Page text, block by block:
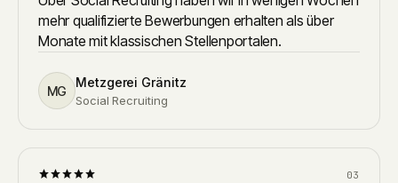
mehr qualifizierte Bewerbungen erhalten als über
Monate mit klassischen Stellenportalen.
MG
Metzgerei Gränitz
Social Recruiting
03